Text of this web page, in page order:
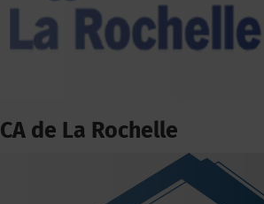
CA de La Rochelle